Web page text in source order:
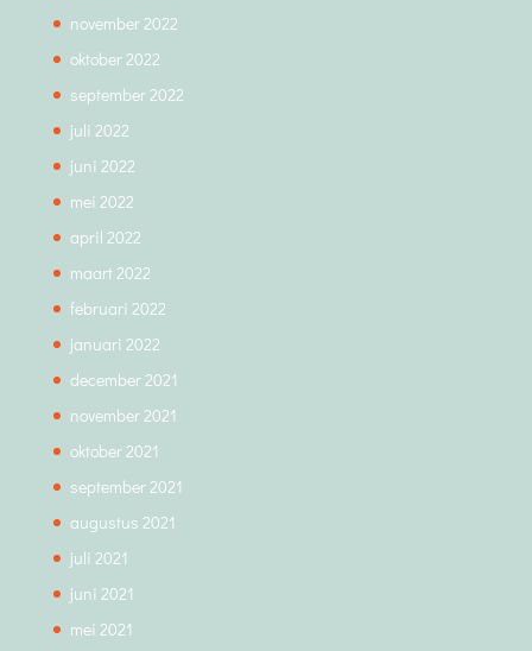
november 2022
oktober 2022
september 2022
juli 2022
juni 2022
mei 2022
april 2022
maart 2022
februari 2022
januari 2022
december 2021
november 2021
oktober 2021
september 2021
augustus 2021
juli 2021
juni 2021
mei 2021